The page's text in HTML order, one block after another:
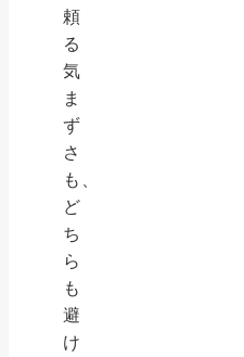
頼
る
気
ま
ず
さ
も、
ど
ち
ら
も
避
け